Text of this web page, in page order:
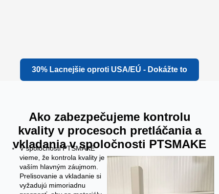
30% Lacnejšie oproti USA/EÚ - Dokážte to
Ako zabezpečujeme kontrolu
kvality v procesoch pretláčania a
vkladania v spoločnosti PTSMAKE
V spoločnosti PTSMAKE
vieme, že kontrola kvality je
vaším hlavným záujmom.
Prelisovanie a vkladanie si
vyžadujú mimoriadnu